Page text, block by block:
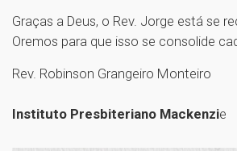
Graças a Deus, o Rev. Jorge está se
Oremos para que isso se consolide
Rev. Robinson
Instituto Presbiteriano Mackenzie
1